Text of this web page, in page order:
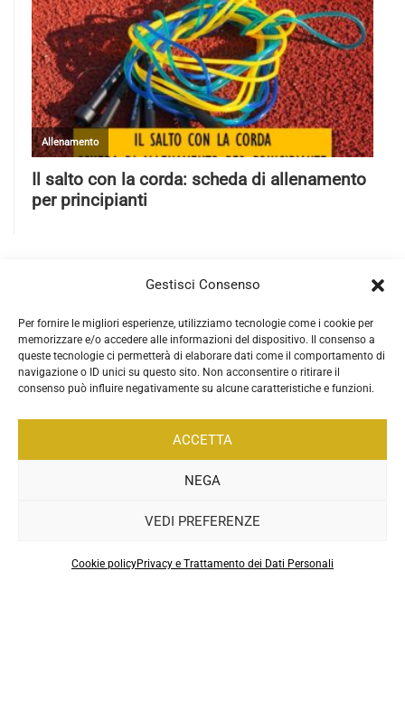
Gestisci Consenso
Per fornire le migliori esperienze, utilizziamo tecnologie come i cookie per
memorizzare e/o accedere alle informazioni del dispositivo. Il consenso a
queste tecnologie ci permetterà di elaborare dati come il comportamento di
navigazione o ID unici su questo sito. Non acconsentire o ritirare il
consenso può influire negativamente su alcune caratteristiche e funzioni.
ACCETTA
NEGA
VEDI PREFERENZE
Cookie policyPrivacy e Trattamento dei Dati Personali